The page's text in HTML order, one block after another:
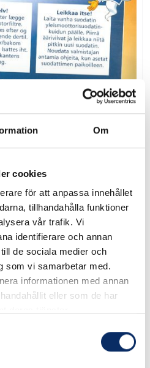
Om
cookies
för att anpassa innehållet
tillhandahålla funktioner
vår trafik. Vi
identifierare och annan
de sociala medier och
som vi samarbetar med.
informationen med annan
eller som de har
Passar de flesta
klipper själv efter det gamla